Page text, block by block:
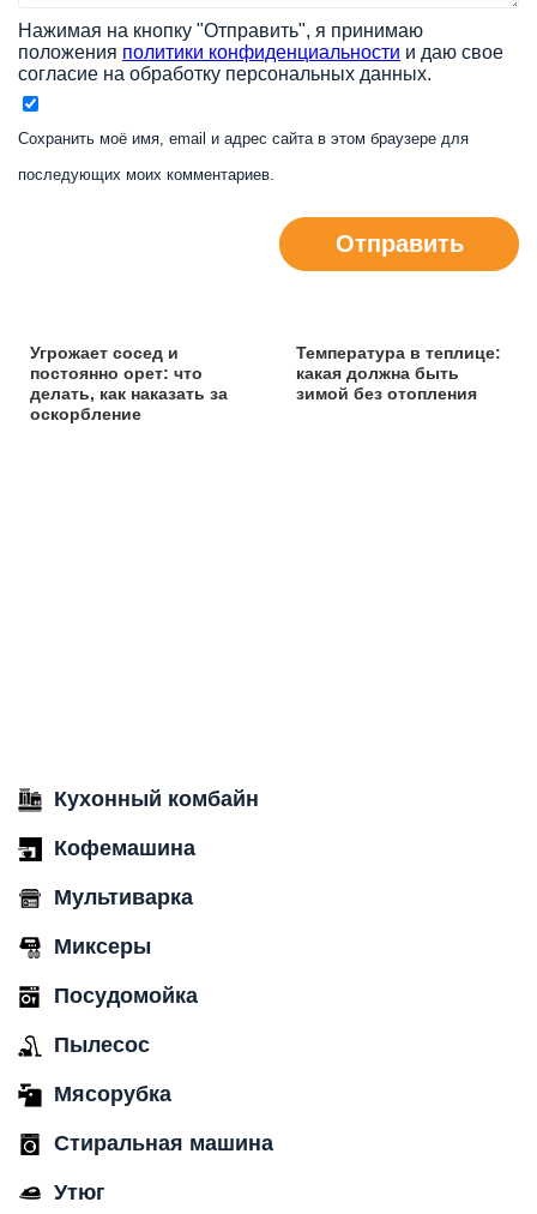
Нажимая на кнопку "Отправить", я принимаю
положения политики конфиденциальности и даю свое
согласие на обработку персональных данных.
Сохранить моё имя, email и адрес сайта в этом браузере для
последующих моих комментариев.
Отправить
Угрожает сосед и
постоянно орет: что
делать, как наказать за
оскорбление
Температура в теплице:
какая должна быть
зимой без отопления
Кухонный комбайн
Кофемашина
Мультиварка
Миксеры
Посудомойка
Пылесос
Мясорубка
Стиральная машина
Утюг